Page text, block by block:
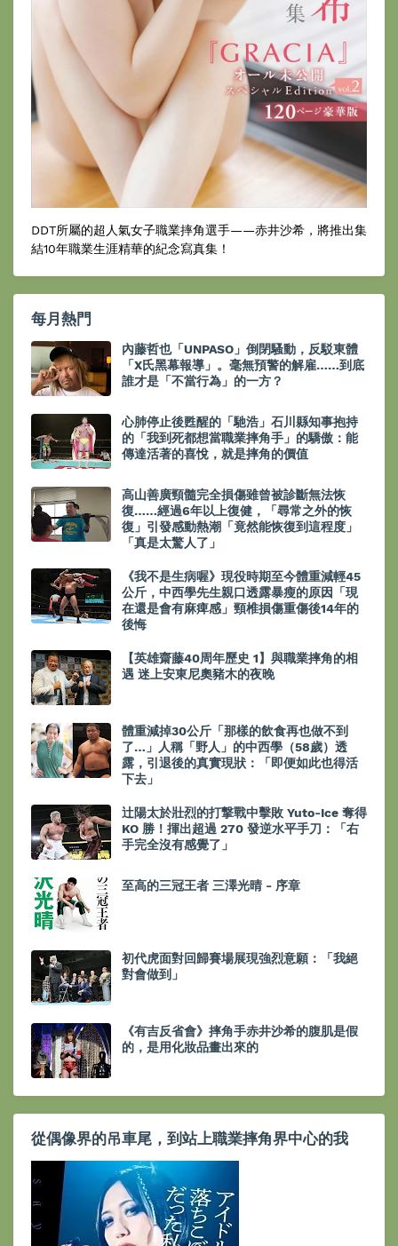
DDT所屬的超人氣女子職業摔角選手——赤井沙希，將推出集
結10年職業生涯精華的紀念寫真集！
每月熱門
內藤哲也「UNPASO」倒閉騷動，反駁東體
「X氏黑幕報導」。毫無預警的解雇……到底
誰才是「不當行為」的一方？
心肺停止後甦醒的「馳浩」石川縣知事抱持
的「我到死都想當職業摔角手」的驕傲：能
傳達活著的喜悅，就是摔角的價值
高山善廣頸髓完全損傷雖曾被診斷無法恢
復……經過6年以上復健，「尋常之外的恢
復」引發感動熱潮「竟然能恢復到這程度」
「真是太驚人了」
《我不是生病喔》現役時期至今體重減輕45
公斤，中西學先生親口透露暴瘦的原因「現
在還是會有麻痺感」頸椎損傷重傷後14年的
後悔
【英雄齋藤40周年歷史 1】與職業摔角的相
遇 迷上安東尼奧豬木的夜晚
體重減掉30公斤「那樣的飲食再也做不到
了…」人稱「野人」的中西學（58歲）透
露，引退後的真實現狀：「即便如此也得活
下去」
辻陽太於壯烈的打撃戰中擊敗 Yuto-Ice 奪得
KO 勝！揮出超過 270 發逆水平手刀：「右
手完全沒有感覺了」
至高的三冠王者 三澤光晴 - 序章
初代虎面對回歸賽場展現強烈意願：「我絕
對會做到」
《有吉反省會》摔角手赤井沙希的腹肌是假
的，是用化妝品畫出來的
從偶像界的吊車尾，到站上職業摔角界中心的我